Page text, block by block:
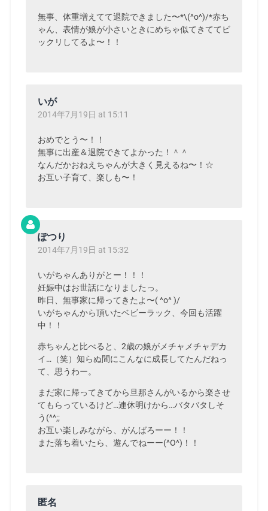
無事、体重増えてて退院できました〜*\(^o^)/*赤ち
ゃん、表情が娘が小さいときにめちゃ似てきててビ
ックリしてるよ〜！！
いが
2014年7月19日 at 15:11
おめでとう〜！！
無事に出産＆退院できてよかった！＾＾
なんだかおねえちゃんが大きく見えるね〜！☆
お互い子育て、楽しも〜！
ぽつり
2014年7月19日 at 15:32
いがちゃんありがとー！！！
妊娠中はお世話になりましたっ。
昨日、無事家に帰ってきたよ〜( ^o^ )/
いがちゃんから頂いたベビーラック、今回も活躍
中！！
赤ちゃんと比べると、2歳の娘がメチャメチャデカ
イ…（笑）知らぬ間にこんなに成長してたんだねっ
て、思うわー。
まだ家に帰ってきてから旦那さんがいるから楽させ
てもらっているけど…連休明けから…バタバタしそ
う(^^;;
お互い楽しみながら、がんばろーー！！
また落ち着いたら、遊んでねーー(^O^)！！
匿名